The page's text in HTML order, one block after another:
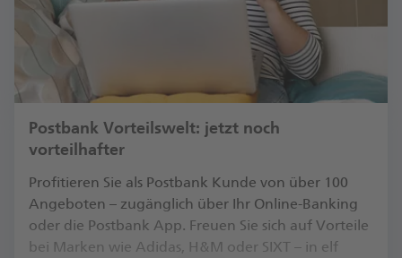
Hinweis:
Das Entgelt ist nicht zu entrichten,
wenn der Auftrag unter
ausschließlicher
Nutzung des im Telefon-Banking von
der Postbank eingesetzten
Sprachcomputers
Postbank Mastercard
29,00 € /
Jahr
Postbank Vorteilswelt: jetzt noch
vorteilhafter
Profitieren Sie als Postbank Kunde von über 100
Angeboten – zugänglich über Ihr Online-Banking
oder die Postbank App. Freuen Sie sich auf Vorteile
bei Marken wie Adidas, H&M oder SIXT – in elf